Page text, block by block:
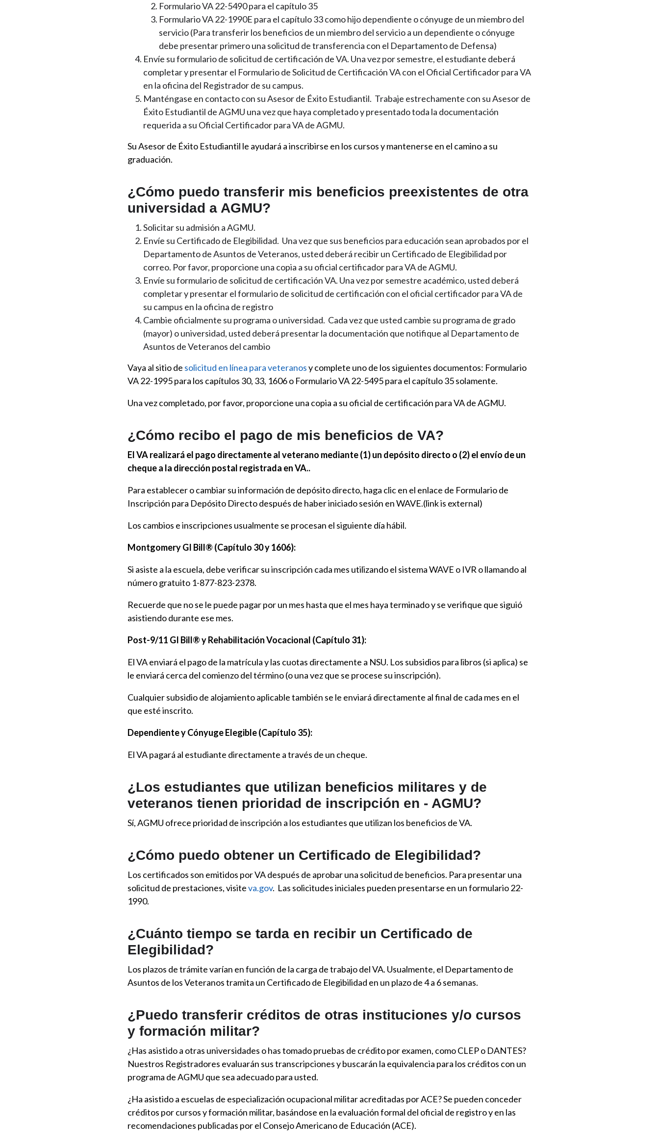
Formulario VA 22-5490 para el capítulo 35
Formulario VA 22-1990E para el capítulo 33 como hijo dependiente o cónyuge de un miembro del
servicio (Para transferir los beneficios de un miembro del servicio a un dependiente o cónyuge
debe presentar primero una solicitud de transferencia con el Departamento de Defensa)
Envíe su formulario de solicitud de certificación de VA. Una vez por semestre, el estudiante deberá
completar y presentar el Formulario de Solicitud de Certificación VA con el Oficial Certificador para VA
en la oficina del Registrador de su campus.
Manténgase en contacto con su Asesor de Éxito Estudiantil. Trabaje estrechamente con su Asesor de
Éxito Estudiantil de AGMU una vez que haya completado y presentado toda la documentación
requerida a su Oficial Certificador para VA de AGMU.
Su Asesor de Éxito Estudiantil le ayudará a inscribirse en los cursos y mantenerse en el camino a su
graduación.
¿Cómo puedo transferir mis beneficios preexistentes de otra
universidad a AGMU?
Solicitar su admisión a AGMU.
Envíe su Certificado de Elegibilidad. Una vez que sus beneficios para educación sean aprobados por el
Departamento de Asuntos de Veteranos, usted deberá recibir un Certificado de Elegibilidad por
correo. Por favor, proporcione una copia a su oficial certificador para VA de AGMU.
Envíe su formulario de solicitud de certificación VA. Una vez por semestre académico, usted deberá
completar y presentar el formulario de solicitud de certificación con el oficial certificador para VA de
su campus en la oficina de registro
Cambie oficialmente su programa o universidad. Cada vez que usted cambie su programa de grado
(mayor) o universidad, usted deberá presentar la documentación que notifique al Departamento de
Asuntos de Veteranos del cambio
Vaya al sitio de solicitud en línea para veteranosy complete uno de los siguientes documentos: Formulario
VA 22-1995 para los capítulos 30, 33, 1606 o Formulario VA 22-5495 para el capítulo 35 solamente.
Una vez completado, por favor, proporcione una copia a su oficial de certificación para VA de AGMU.
¿Cómo recibo el pago de mis beneficios de VA?
El VA realizará el pago directamente al veterano mediante (1) un depósito directo o (2) el envío de un
cheque a la dirección postal registrada en VA..
Para establecer o cambiar su información de depósito directo, haga clic en el enlace de Formulario de
Inscripción para Depósito Directo después de haber iniciado sesión en WAVE.(link is external)
Los cambios e inscripciones usualmente se procesan el siguiente día hábil.
Montgomery GI Bill® (Capítulo 30 y 1606):
Si asiste a la escuela, debe verificar su inscripción cada mes utilizando el sistema WAVE o IVR o llamando al
número gratuito 1-877-823-2378.
Recuerde que no se le puede pagar por un mes hasta que el mes haya terminado y se verifique que siguió
asistiendo durante ese mes.
Post-9/11 GI Bill® y Rehabilitación Vocacional (Capítulo 31):
El VA enviará el pago de la matrícula y las cuotas directamente a NSU. Los subsidios para libros (si aplica) se
le enviará cerca del comienzo del término (o una vez que se procese su inscripción).
Cualquier subsidio de alojamiento aplicable también se le enviará directamente al final de cada mes en el
que esté inscrito.
Dependiente y Cónyuge Elegible (Capítulo 35):
El VA pagará al estudiante directamente a través de un cheque.
¿Los estudiantes que utilizan beneficios militares y de
veteranos tienen prioridad de inscripción en - AGMU?
Sí, AGMU ofrece prioridad de inscripción a los estudiantes que utilizan los beneficios de VA.
¿Cómo puedo obtener un Certificado de Elegibilidad?
Los certificados son emitidos por VA después de aprobar una solicitud de beneficios. Para presentar una
solicitud de prestaciones, visiteva.gov. Las solicitudes iniciales pueden presentarse en un formulario 22-
1990.
¿Cuánto tiempo se tarda en recibir un Certificado de
Elegibilidad?
Los plazos de trámite varían en función de la carga de trabajo del VA. Usualmente, el Departamento de
Asuntos de los Veteranos tramita un Certificado de Elegibilidad en un plazo de 4 a 6 semanas.
¿Puedo transferir créditos de otras instituciones y/o cursos
y formación militar?
¿Has asistido a otras universidades o has tomado pruebas de crédito por examen, como CLEP o DANTES?
Nuestros Registradores evaluarán sus transcripciones y buscarán la equivalencia para los créditos con un
programa de AGMU que sea adecuado para usted.
¿Ha asistido a escuelas de especialización ocupacional militar acreditadas por ACE? Se pueden conceder
créditos por cursos y formación militar, basándose en la evaluación formal del oficial de registro y en las
recomendaciones publicadas por el Consejo Americano de Educación (ACE).